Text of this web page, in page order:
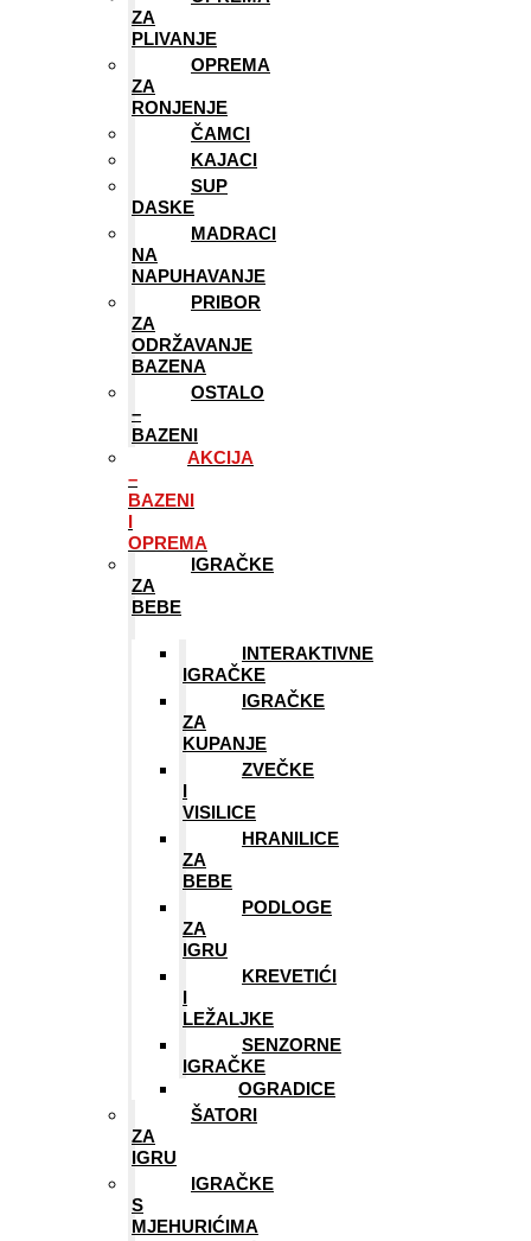
ZA
PLIVANJE
OPREMA
ZA
RONJENJE
ČAMCI
KAJACI
SUP
DASKE
MADRACI
NA
NAPUHAVANJE
PRIBOR
ZA
ODRŽAVANJE
BAZENA
OSTALO
–
BAZENI
AKCIJA
–
BAZENI
I
OPREMA
IGRAČKE
ZA
BEBE
INTERAKTIVNE
IGRAČKE
IGRAČKE
ZA
KUPANJE
ZVEČKE
I
VISILICE
HRANILICE
ZA
BEBE
PODLOGE
ZA
IGRU
KREVETIĆI
I
LEŽALJKE
SENZORNE
IGRAČKE
OGRADICE
ŠATORI
ZA
IGRU
IGRAČKE
S
MJEHURIĆIMA